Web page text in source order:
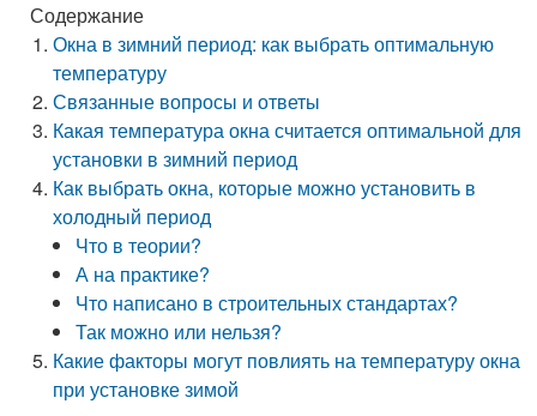
Содержание
Окна в зимний период: как выбрать оптимальную
температуру
Связанные вопросы и ответы
Какая температура окна считается оптимальной для
установки в зимний период
Как выбрать окна, которые можно установить в
холодный период
Что в теории?
А на практике?
Что написано в строительных стандартах?
Так можно или нельзя?
Какие факторы могут повлиять на температуру окна
при установке зимой